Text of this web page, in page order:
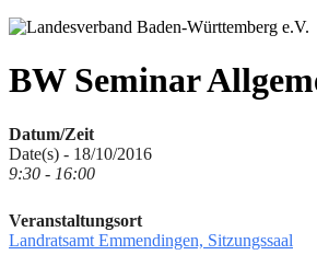
BW Seminar
Datum/Zeit
Date(s) - 18/10/2016
9:30 - 16:00
Veranstaltungsort
Landratsamt Emmendingen, Sitzungssaal